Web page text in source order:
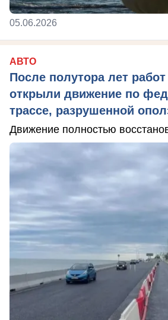
05.06.2026
АВТО
После полутора лет
открыли движение по
трассе, разрушенной
Движение полностью